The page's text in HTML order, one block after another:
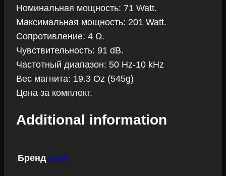
Номинальная мощность: 71 Watt.
Максимальная мощность: 201 Watt.
Сопротивление: 4 Ω.
Чувствительность: 91 dB.
Частотный диапазон: 50 Hz-10 kHz
Вес магнита: 19.3 Oz (545g)
Цена за комплект.
Additional information
Бренд AurA